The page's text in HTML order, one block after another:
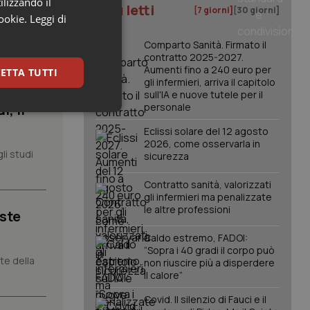
il
studi
della
I più letti [7 giorni] [30 giorni]
Comparto Sanità. Firmato il
contratto 2025-2027.
Aumenti fino a 240 euro per
gli infermieri, arriva il capitolo
sull'IA e nuove tutele per il
personale
Eclissi solare del 12 agosto
2026, come osservarla in
sicurezza
Contratto sanità, valorizzati
gli infermieri ma penalizzate
le altre professioni
Caldo estremo, FADOI:
“Sopra i 40 gradi il corpo può
non riuscire più a disperdere
il calore”
Covid. Il silenzio di Fauci e il
Leggi di
TUTTI
sulle pagine
per la loro